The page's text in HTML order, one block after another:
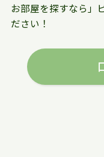
お部屋を探すなら」
ださい！